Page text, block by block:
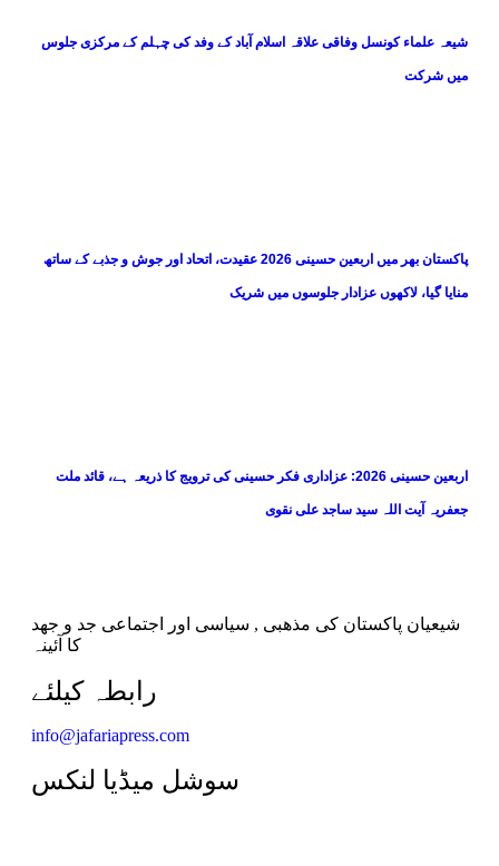
شیعہ علماء کونسل وفاقی علاقہ اسلام آباد کے وفد کی چہلم کے مرکزی جلوس
میں شرکت
پاکستان بھر میں اربعین حسینی 2026 عقیدت، اتحاد اور جوش و جذبے کے ساتھ
منایا گیا، لاکھوں عزادار جلوسوں میں شریک
اربعین حسینی 2026: عزاداری فکر حسینی کی ترویج کا ذریعہ ہے، قائد ملت
جعفریہ آیت اللہ سید ساجد علی نقوی
شیعیان پاکستان کی مذهبی , سیاسی اور اجتماعی جد و جهد
کا آئینہ
info@jafariapress.com​
سوشل میڈیا لنکس